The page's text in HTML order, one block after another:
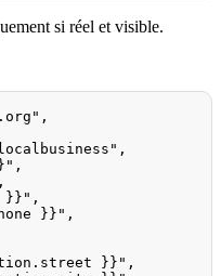
si réel et visible.
,
,
,
,
}}" ,
}}" ,
}}" ,